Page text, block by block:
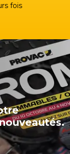
fois